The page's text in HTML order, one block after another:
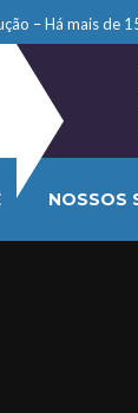
– Há mais de
NOSSOS